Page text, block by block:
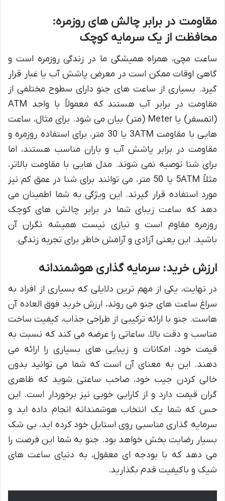
مقاومت در برابر چالش های روزمره:
محافظت از یک سرمایه کوچک
ساعت مچی، همراه همیشگی ما در زندگی روزمره است و
گاهی اوقات ممکن است در معرض پاشش آب یا غبار قرار
گیرد. بسیاری از ساعت های جنو دارای سطوح مختلفی از
مقاومت در برابر آب هستند که معمولاً با واحد ATM
(اتمسفر) یا Meter (متر) بیان می شود. برای مثال، ساعت
هایی با مقاومت 3ATM یا 30 متر، برای استفاده روزمره و
مقاومت در برابر پاشش آب و باران مناسب هستند، اما
برای شنا توصیه نمی شوند. مدل هایی با مقاومت بالاتر،
مثلاً 5ATM یا 50 متر، می توانند برای شنا در عمق کم نیز
مورد استفاده قرار گیرند. این ویژگی به شما اطمینان می
دهد که ساعت زیبای شما در برابر چالش های کوچک
روزمره مقاوم است و نیازی نیست همیشه نگران آن
باشید. این یعنی آزادی و آرامش خاطر برای تجربه زندگی.
ارزش خرید: سرمایه گذاری هوشمندانه
در نهایت، یکی از مهم ترین دلایلی که بسیاری از افراد به
سراغ ساعت های جنو می روند، ارزش خرید فوق العاده آن
هاست. جنو با ارائه ترکیبی از طراحی جذاب، کیفیت ساخت
مناسب و دقت بالا، ساعاتی را عرضه می کند که نسبت به
قیمت خود، امکانات و زیبایی های بسیاری را ارائه می
دهند. این به معنای آن است که شما می توانید بدون
خالی کردن جیب خود، صاحب ساعتی شوید که ظاهری
گران قیمت دارد و از کارایی خوبی نیز برخوردار است. این
حس که شما یک انتخاب هوشمندانه انجام داده اید و
سرمایه گذاری مناسبی روی استایل خود کرده اید، بی شک
بسیار رضایت بخش خواهد بود. جنو به شما این فرصت را
می دهد که با بودجه ای معقول، به دنیای ساعت های
شیک و باکیفیت قدم بگذارید.